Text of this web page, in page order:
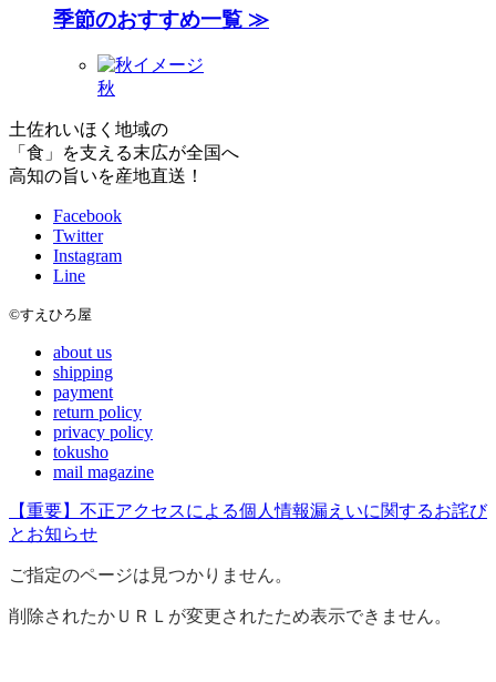
季節のおすすめ一覧 ≫
秋
土佐れいほく地域の
「食」を支える末広が全国へ
高知の旨いを産地直送！
Facebook
Twitter
Instagram
Line
©すえひろ屋
about us
shipping
payment
return policy
privacy policy
tokusho
mail magazine
【重要】不正アクセスによる個人情報漏えいに関するお詫び
とお知らせ
ご指定のページは見つかりません。
削除されたかＵＲＬが変更されたため表示できません。